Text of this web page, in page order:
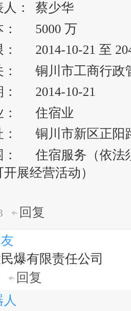
：
蔡少华
5000 万
2014-10-21 至
铜川市工商行政
2014-10-21
住宿业
铜川市新区正阳
住宿服务（依法
展经营活动）
回复
爆有限责任公司
回复